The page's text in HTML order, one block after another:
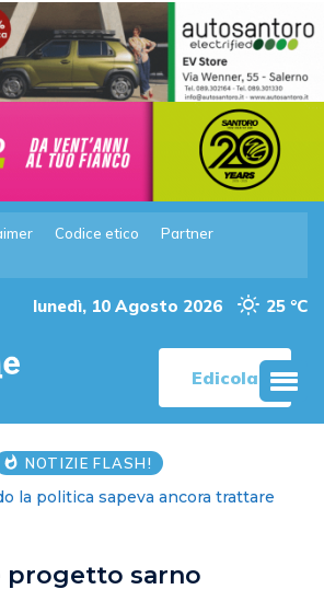
Codice etico
Partner
lunedì, 10 Agosto 2026 25 °C
Edicola
NOTIZIE FLASH!
la politica sapeva ancora trattare
progetto sarno